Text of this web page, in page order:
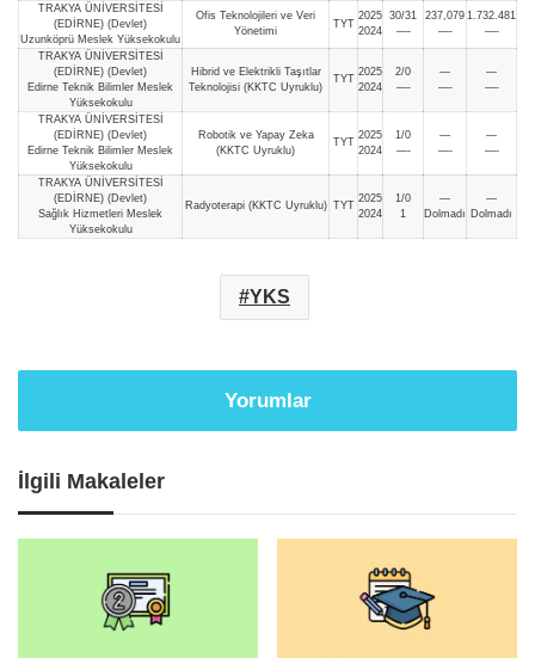
TRAKYA ÜNİVERSİTESİ
(EDİRNE) (Devlet)
Uzunköprü Meslek Yüksekokulu
Ofis Teknolojileri ve Veri
Yönetimi
TYT
2025
2024
30/31
—-
237,079
—-
1.732.481
—-
TRAKYA ÜNİVERSİTESİ
(EDİRNE) (Devlet)
Edirne Teknik Bilimler Meslek
Yüksekokulu
Hibrid ve Elektrikli Taşıtlar
Teknolojisi (KKTC Uyruklu)
TYT
2025
2024
2/0
—-
—
—-
—
—-
TRAKYA ÜNİVERSİTESİ
(EDİRNE) (Devlet)
Edirne Teknik Bilimler Meslek
Yüksekokulu
Robotik ve Yapay Zeka
(KKTC Uyruklu)
TYT
2025
2024
1/0
—-
—
—-
—
—-
TRAKYA ÜNİVERSİTESİ
(EDİRNE) (Devlet)
Sağlık Hizmetleri Meslek
Yüksekokulu
Radyoterapi (KKTC Uyruklu) TYT
2025
2024
1/0
1
—
Dolmadı
—
Dolmadı
YKS
Yorumlar
İlgili Makaleler